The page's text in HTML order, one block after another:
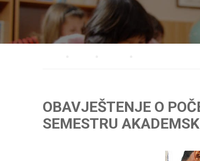
OBAVJEŠTENJE O
SEMESTRU